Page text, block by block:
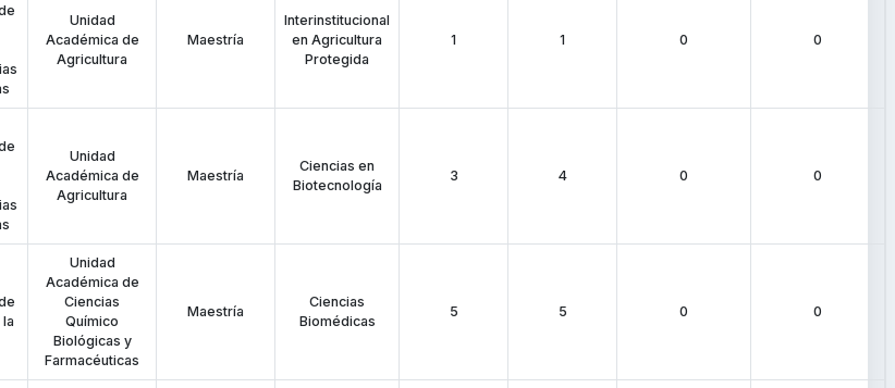
Unidad
Académica de
Agricultura
Maestría
Interinstitucional
en Agricultura
Protegida
1 1 0 0
Unidad
Académica de
Agricultura
Maestría
Ciencias en
Biotecnología
3 4 0 0
Unidad
Académica de
Ciencias
Químico
Biológicas y
Farmacéuticas
Maestría
Ciencias
Biomédicas
5 5 0 0